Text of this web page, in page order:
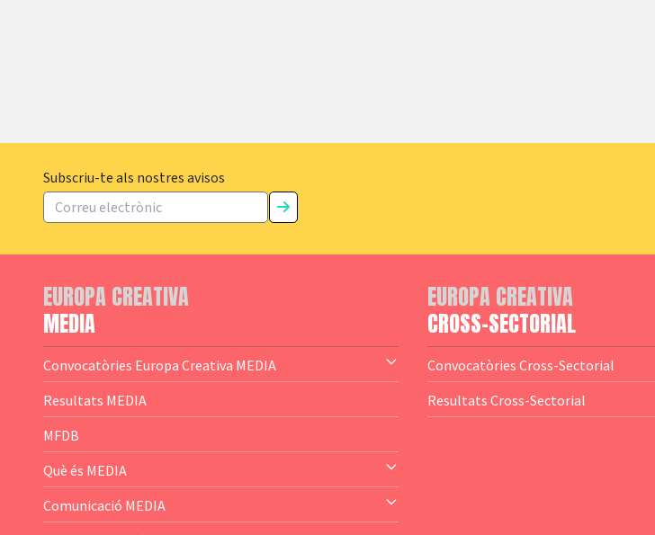
Subscriu-te als nostres avisos
EUROPA CREATIVA
MEDIA
Convocatòries Europa Creativa MEDIA
— Content Cluster
— Business Cluster
— Audience Cluster
— Altres
Resultats MEDIA
MFDB
Què és MEDIA
— El subprograma MEDIA
Comunicació MEDIA
EUROPA CREATIVA
CROSS-SECTORIAL
Convocatòries Cross-Sectorial
Resultats Cross-Sectorial